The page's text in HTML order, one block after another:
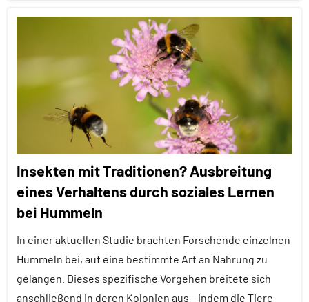
Themen
Tiergruppen
Artikel
Forschung
aktuell
Insekten
Lernen
und
Kognition
Insekten mit Traditionen? Ausbreitung
eines Verhaltens durch soziales Lernen
bei Hummeln
In einer aktuellen Studie brachten Forschende einzelnen
Hummeln bei, auf eine bestimmte Art an Nahrung zu
gelangen. Dieses spezifische Vorgehen breitete sich
anschließend in deren Kolonien aus – indem die Tiere